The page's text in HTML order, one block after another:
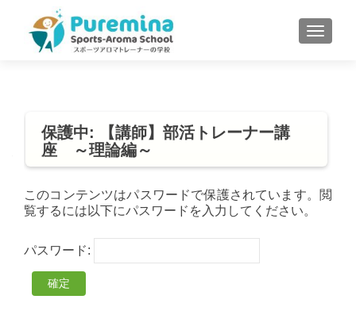
MENU
保護中: 【講師】部活トレーナー講
座 ～理論編～
このコンテンツはパスワードで保護されています。閲
覧するには以下にパスワードを入力してください。
パスワード: